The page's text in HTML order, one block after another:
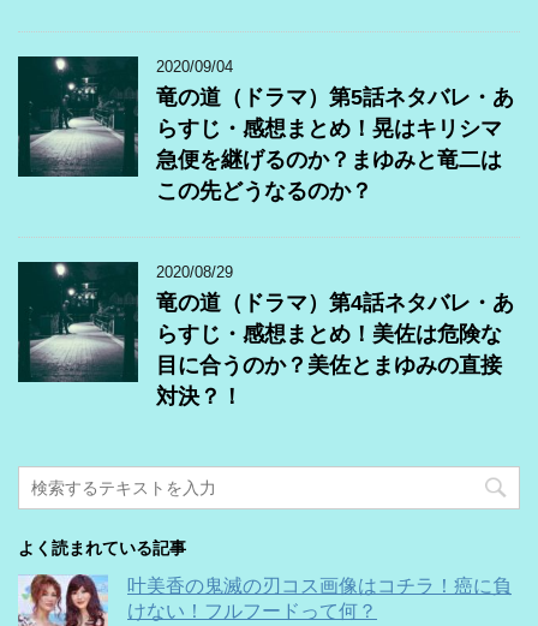
2020/09/04
竜の道（ドラマ）第5話ネタバレ・あ
らすじ・感想まとめ！晃はキリシマ
急便を継げるのか？まゆみと竜二は
この先どうなるのか？
2020/08/29
竜の道（ドラマ）第4話ネタバレ・あ
らすじ・感想まとめ！美佐は危険な
目に合うのか？美佐とまゆみの直接
対決？！
よく読まれている記事
叶美香の鬼滅の刃コス画像はコチラ！癌に負
けない！フルフードって何？